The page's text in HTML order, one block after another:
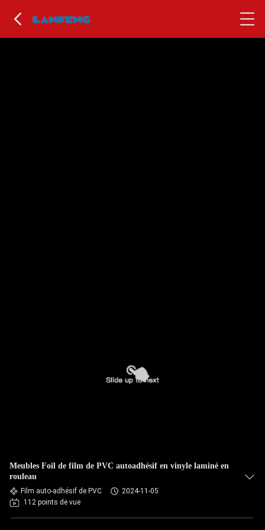
Meubles Foil de film de PVC autoadhésif en vinyle laminé en
rouleau
Film auto-adhésif de PVC
2024-11-05
112 points de vue